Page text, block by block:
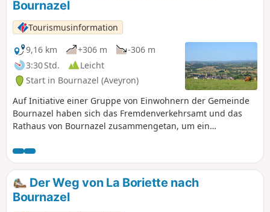
Bournazel
Tourismusinformation
9,16 km
+306 m
-306 m
3:30 Std.
Leicht
Start in Bournazel (Aveyron)
Auf Initiative einer Gruppe von Einwohnern der Gemeinde
Bournazel haben sich das Fremdenverkehrsamt und das
Rathaus von Bournazel zusammengetan, um ein
Instandhaltung von Feldwegen durchzuführen, damit diese
für Wanderungen zugänglich sind. Bitte respektieren Sie
ihre Arbeit.
Der Weg von La Boriette nach
Bournazel